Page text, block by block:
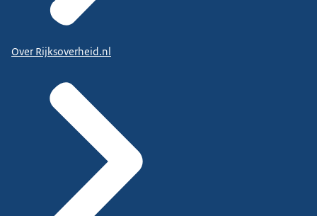
Over Rijksoverheid.nl